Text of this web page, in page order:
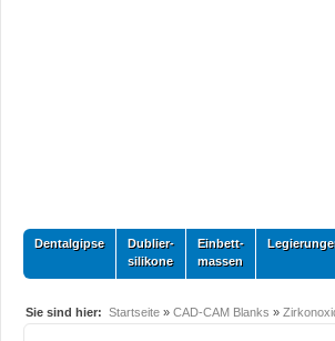
Dentalgipse
Dublier-
silikone
Einbett-
massen
Sie sind hier: Startseite » CAD-CAM Blanks »